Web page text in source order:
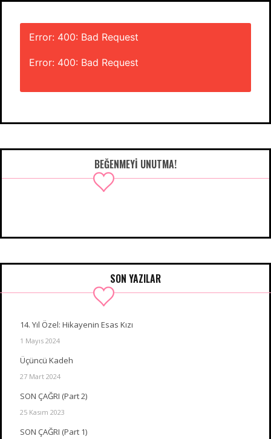
Error: 400: Bad Request
Error: 400: Bad Request
BEĞENMEYI UNUTMA!
SON YAZILAR
14. Yıl Özel: Hikayenin Esas Kızı
1 Mayıs 2024
Üçüncü Kadeh
27 Mart 2024
SON ÇAĞRI (Part 2)
25 Kasım 2023
SON ÇAĞRI (Part 1)